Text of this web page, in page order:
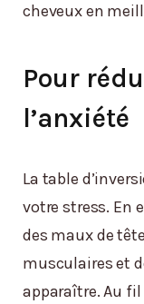
cheveux en
Pour
l’anxiété
La table
votre stress. En
des maux de
musculaires et
apparaître. Au